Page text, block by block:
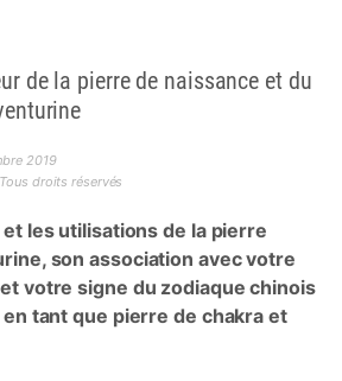
de la pierre de naissance et du
2019
droits réservés
les utilisations de la pierre
son association avec votre
votre signe du zodiaque chinois
tant que pierre de chakra et